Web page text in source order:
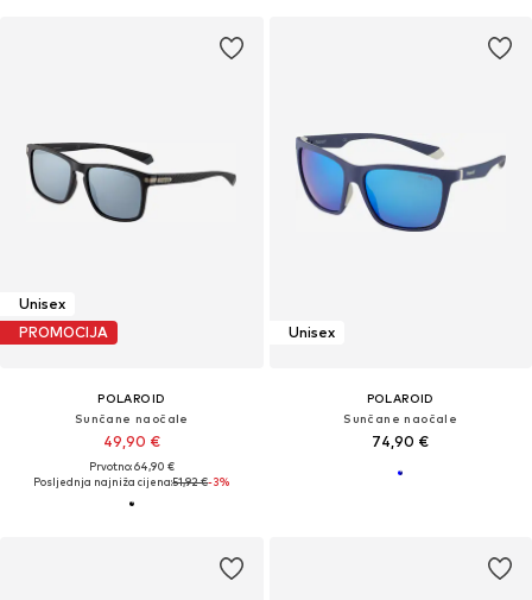
Unisex
PROMOCIJA
POLAROID
Sunčane naočale
49,90 €
Prvotno: 64,90 €
Posljednja najniža cijena:51,92 €-3%
Unisex
POLAROID
Sunčane naočale
74,90 €